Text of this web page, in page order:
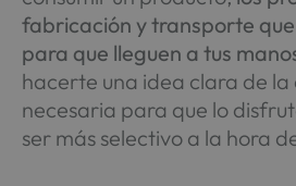
fabricación y transporte
para que lleguen a tus
hacerte una idea clara de la
necesaria para que lo
ser más selectivo a la hora